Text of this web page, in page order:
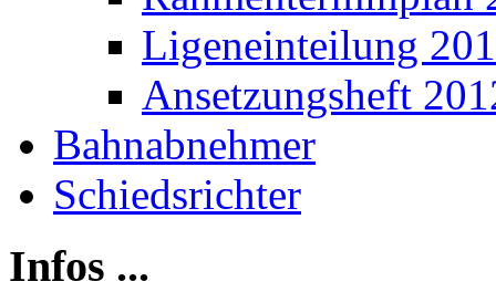
Ligeneinteilung
Ansetzungsheft
Bahnabnehmer
Schiedsrichter
Infos ...